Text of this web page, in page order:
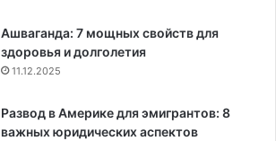
Ашваганда: 7 мощных свойств для
здоровья и долголетия
11.12.2025
Развод в Америке для эмигрантов: 8
важных юридических аспектов